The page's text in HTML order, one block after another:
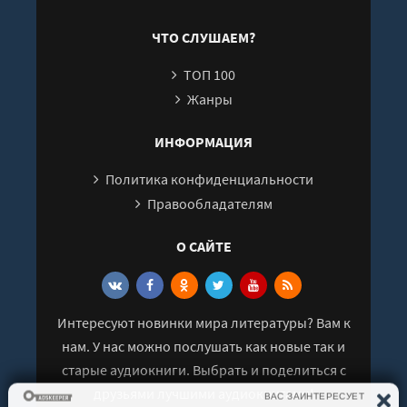
ЧТО СЛУШАЕМ?
ТОП 100
Жанры
ИНФОРМАЦИЯ
Политика конфиденциальности
Правообладателям
О САЙТЕ
Интересуют новинки мира литературы? Вам к
нам. У нас можно послушать как новые так и
старые аудиокниги. Выбрать и поделиться с
друзьями лучшими аудиокнигами!